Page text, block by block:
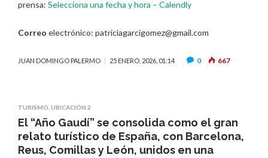
prensa: Selecciona una fecha y hora – Calendly
Correo electrónico: patriciagarcigomez@gmail.com
JUAN DOMINGO PALERMO 25 ENERO, 2026, 01:14 0 667
TURISMO UBICACIÓN 2
El “Año Gaudí” se consolida como el gran
relato turístico de España, con Barcelona,
Reus, Comillas y León, unidos en una